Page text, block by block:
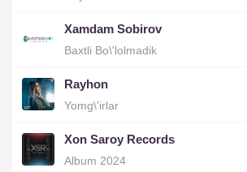
Xamdam Sobirov
Baxtli Bo\'lolmadik
Rayhon
Yomg\'irlar
Xon Saroy Records
Album 2024